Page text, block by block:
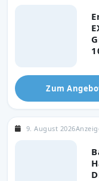
Zum
9. August 2026